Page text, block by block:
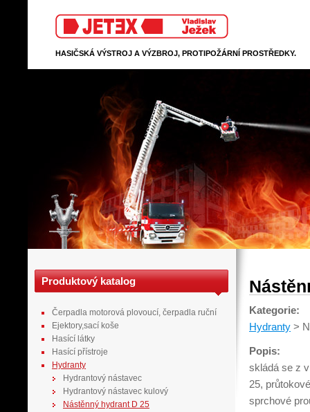
Jetex
HASIČSKÁ VÝSTROJ A VÝZBROJ, PROTIPOŽÁRNÍ PROSTŘEDKY.
Produktový katalog
Čerpadla motorová plovoucí, čerpadla ruční
Ejektory,sací koše
Hasící látky
Hasící přístroje
Hydranty
Hydrantový nástavec
Hydrantový nástavec kulový
Nástěnný hydrant D 25
Kategorie:
Hydranty >
Popis:
skládá se z
25,
sprchové